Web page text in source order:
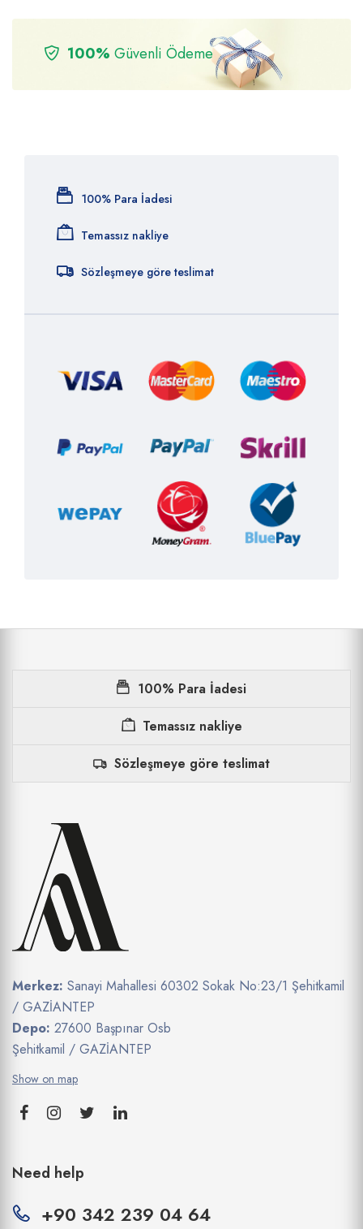
100% Güvenli Ödeme
100% Para İadesi
Temassız nakliye
Sözleşmeye göre teslimat
100% Para İadesi
Temassız nakliye
Sözleşmeye göre teslimat
Merkez: Sanayi Mahallesi 60302 Sokak No:23/1 Şehitkamil
/ GAZİANTEP
Depo: 27600 Başpınar Osb
Şehitkamil / GAZİANTEP
Show on map
Need help
+90 342 239 04 64